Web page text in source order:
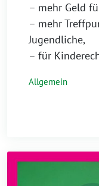
– mehr Geld
– mehr
Jugendliche,
– für
Allgemein